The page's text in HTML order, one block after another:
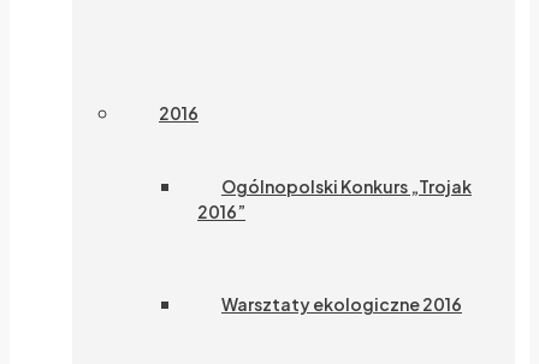
2016
Ogólnopolski Konkurs „Trojak
2016”
Warsztaty ekologiczne 2016